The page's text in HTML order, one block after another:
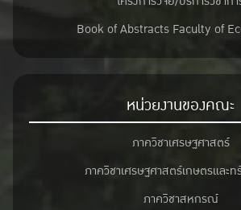
Book of Abstracts Faculty of
หน่วยงานของคณะ
ภาควิชาเศรษฐศาสตร์
ภาควิชาเศรษฐศาสตร์เกษตรและ
ภาควิชาสหกรณ์